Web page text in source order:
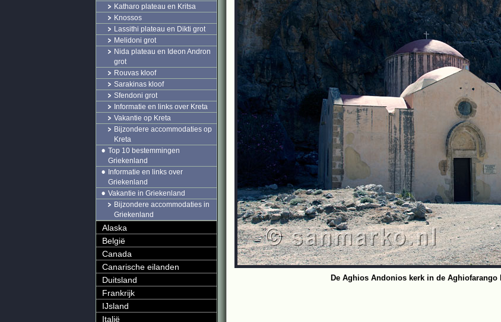
De Aghios Andonios kerk in de Aghiofarango
Katharo plateau en Kritsa
Knossos
Lassithi plateau en Dikti grot
Melidoni grot
Nida plateau en Ideon Andron
grot
Rouvas kloof
Sarakinas kloof
Sfendoni grot
Informatie en links over Kreta
Vakantie op Kreta
Bijzondere accommodaties op
Kreta
Top 10 bestemmingen
Griekenland
Informatie en links over
Griekenland
Vakantie in Griekenland
Bijzondere accommodaties in
Griekenland
Alaska
België
Canada
Canarische eilanden
Duitsland
Frankrijk
IJsland
Italië